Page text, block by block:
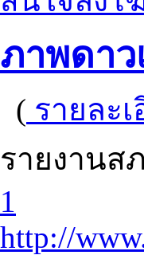
ภาพดาว
( รายละ
รายงานส
1
http://